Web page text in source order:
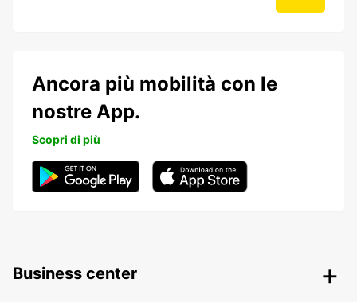
Ancora più mobilità con le
nostre App.
Scopri di più
Business center